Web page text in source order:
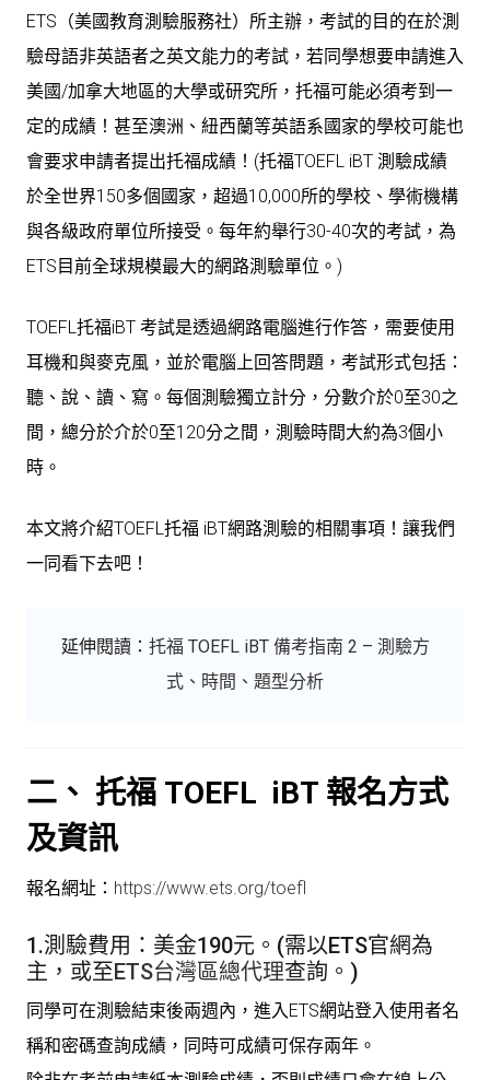
ETS（美國教育測驗服務社）所主辦，考試的目的在於測
驗母語非英語者之英文能力的考試，若同學想要申請進入
美國/加拿大地區的大學或研究所，托福可能必須考到一
定的成績！甚至澳洲、紐西蘭等英語系國家的學校可能也
會要求申請者提出托福成績！(托福TOEFL iBT 測驗成績
於全世界150多個國家，超過10,000所的學校、學術機構
與各級政府單位所接受。每年約舉行30-40次的考試，為
ETS目前全球規模最大的網路測驗單位。)
TOEFL托福iBT 考試是透過網路電腦進行作答，需要使用
耳機和與麥克風，並於電腦上回答問題，考試形式包括：
聽、說、讀、寫。每個測驗獨立計分，分數介於0至30之
間，總分於介於0至120分之間，測驗時間大約為3個小
時。
本文將介紹TOEFL托福 iBT網路測驗的相關事項！讓我們
一同看下去吧！
延伸閱讀： 托福 TOEFL iBT 備考指南 2 – 測驗方
式、時間、題型分析
二、 托福 TOEFL iBT 報名方式
及資訊
報名網址： https://www.ets.org/toefl
1.測驗費用：美金190元。(需以ETS官網為
主，或至ETS台灣區總代理查詢。)
同學可在測驗結束後兩週內，進入ETS網站登入使用者名
稱和密碼查詢成績，同時可成績可保存兩年。